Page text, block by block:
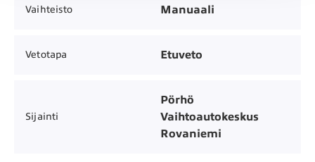
Vaihteisto Manuaali
Vetotapa Etuveto
Sijainti
Pörhö
Vaihtoautokeskus
Rovaniemi